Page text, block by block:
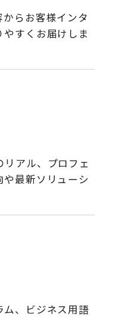
らお客様インタ
すくお届けしま
アル、プロフェ
最新ソリューシ
、ビジネス用語